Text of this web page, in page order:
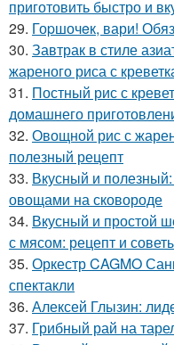
приготовить быстро и
29. Гоpшочeк, вари!
30. Завтрак в стиле
жареного риса с
31. Постный рис с
домашнего
32. Овощной рис с
полезный рецепт
33. Вкусный и
овощами на сковороде
34. Вкусный и простой
с мясом: рецепт и
35. Оркестр CAGMO
спектакли
36. Алексей Глызин:
37. Грибный рай на